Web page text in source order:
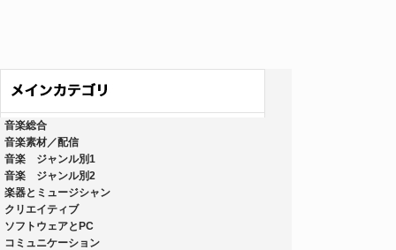
音楽総合
音楽素材／配信
音楽 ジャンル別1
音楽 ジャンル別2
楽器とミュージシャン
クリエイティブ
ソフトウェアとPC
コミュニケーション